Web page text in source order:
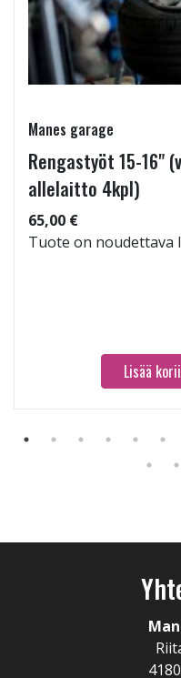
Manes garage
Rengastyöt 15-16"
allelaitto 4kpl)
65,00 €
Tuote on noudettava
Lisää